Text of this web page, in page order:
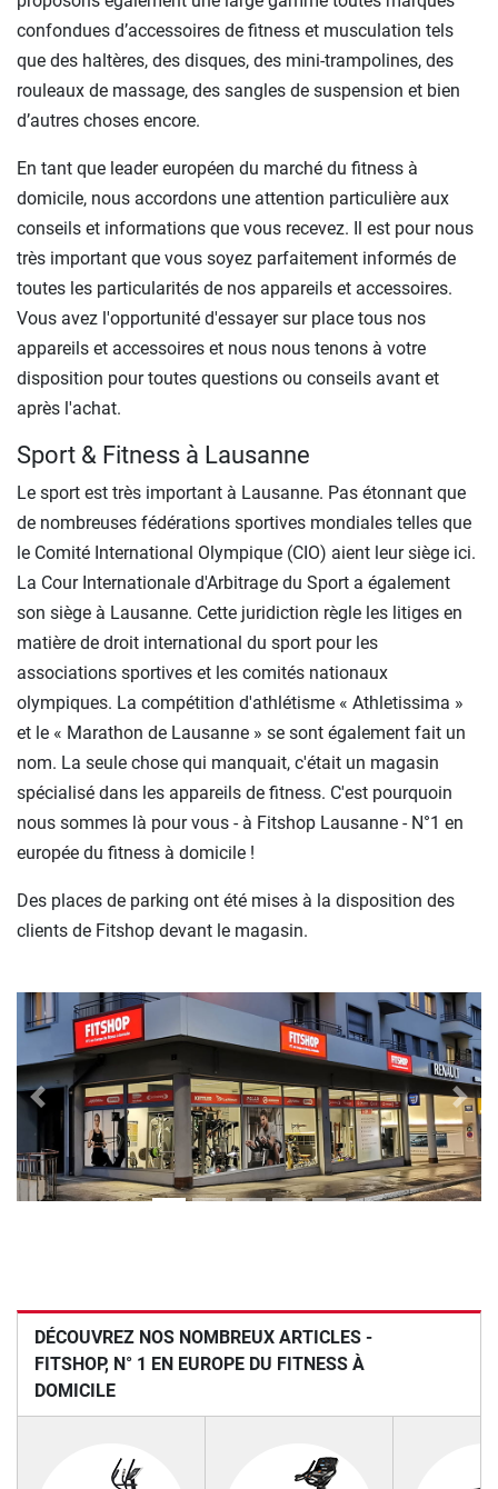
confondues d’accessoires de fitness et musculation tels
que des haltères, des disques, des mini-trampolines, des
rouleaux de massage, des sangles de suspension et bien
d’autres choses encore.
En tant que leader européen du marché du fitness à
domicile, nous accordons une attention particulière aux
conseils et informations que vous recevez. Il est pour nous
très important que vous soyez parfaitement informés de
toutes les particularités de nos appareils et accessoires.
Vous avez l'opportunité d'essayer sur place tous nos
appareils et accessoires et nous nous tenons à votre
disposition pour toutes questions ou conseils avant et
après l'achat.
Sport & Fitness à Lausanne
Le sport est très important à Lausanne. Pas étonnant que
de nombreuses fédérations sportives mondiales telles que
le Comité International Olympique (CIO) aient leur siège ici.
La Cour Internationale d'Arbitrage du Sport a également
son siège à Lausanne. Cette juridiction règle les litiges en
matière de droit international du sport pour les
associations sportives et les comités nationaux
olympiques. La compétition d'athlétisme « Athletissima »
et le « Marathon de Lausanne » se sont également fait un
nom. La seule chose qui manquait, c'était un magasin
spécialisé dans les appareils de fitness. C'est pourquoin
nous sommes là pour vous - à Fitshop Lausanne - N°1 en
europée du fitness à domicile !
Des places de parking ont été mises à la disposition des
clients de Fitshop devant le magasin.
Previous Next
DÉCOUVREZ NOS NOMBREUX ARTICLES -
FITSHOP, N° 1 EN EUROPE DU FITNESS À
DOMICILE